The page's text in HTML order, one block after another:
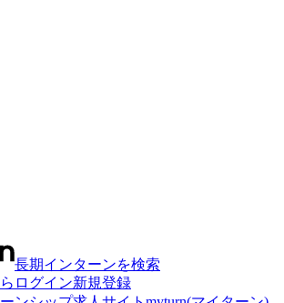
長期インターンを検索
ログイン新規登録